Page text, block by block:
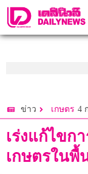
ข่าว เกษตร 4
เร่งแก้ไขก
เกษตรในพื้